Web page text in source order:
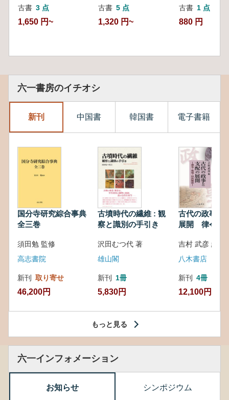
古書 3 点
1,650 円~
古書 5 点
1,320 円~
古書 1 点
880 円
六一書房のイチオシ
新刊 中国書 韓国書 電子書籍
国分寺研究綜合事典
全三巻
須田勉 監修
高志書院
新刊 取り寄せ
46,200円
古墳時代の繊維 : 観
察と識別の手引き
沢田むつ代 著
雄山閣
新刊 1冊
5,830円
古代の政事と
展開 律令・
吉村 武彦 編集
八木書店
新刊 4冊
12,100円
もっと見る
六一インフォメーション
お知らせ シンポジウム